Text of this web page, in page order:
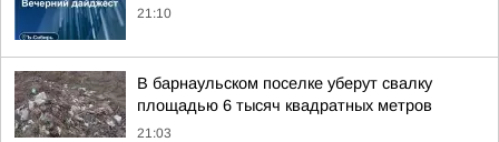
21:10
В барнаульском поселке уберут свалку
площадью 6 тысяч квадратных метров
21:03